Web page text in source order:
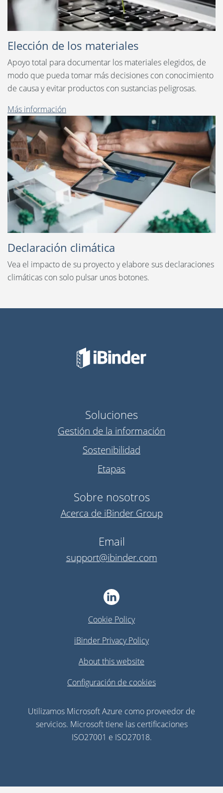
Elección de los materiales
Apoyo total para documentar los materiales elegidos, de
modo que pueda tomar más decisiones con conocimiento
de causa y evitar productos con sustancias peligrosas.
Más información
Declaración climática
Vea el impacto de su proyecto y elabore sus declaraciones
climáticas con solo pulsar unos botones.
Soluciones
Gestión de la información
Sostenibilidad
Etapas
Sobre nosotros
Acerca de iBinder Group
Email
support@ibinder.com
Cookie Policy
iBinder Privacy Policy
About this website
Configuración de cookies
Utilizamos Microsoft Azure como proveedor de
servicios. Microsoft tiene las certificaciones
ISO27001 e ISO27018.